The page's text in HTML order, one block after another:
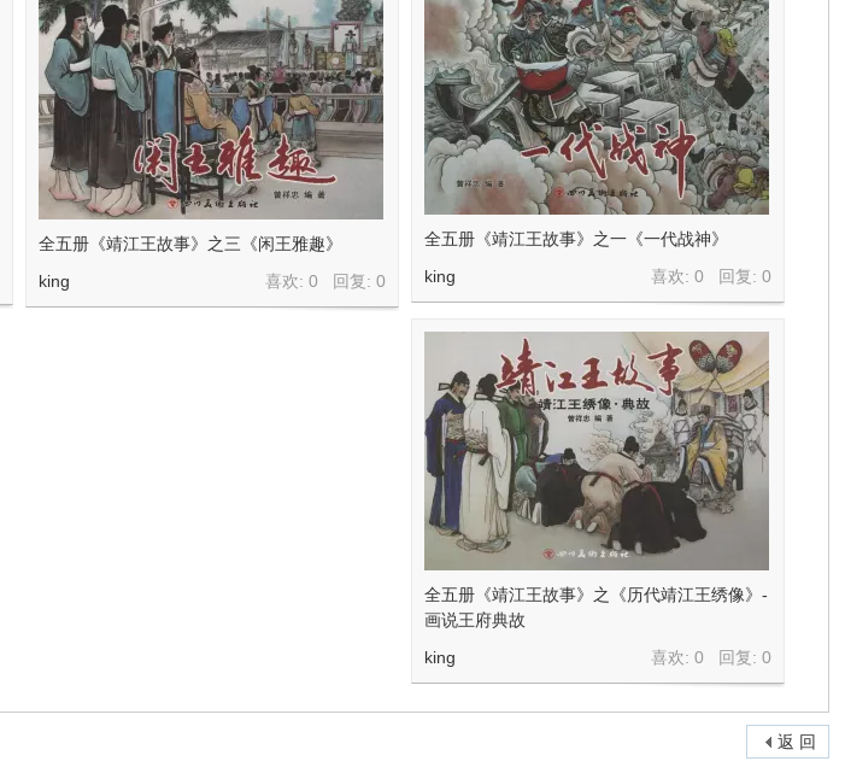
全五册《靖江王故事》之三《闲王雅趣》
喜欢: 0 回复:0
king
全五册《靖江王故事》之一《一代战神》
喜欢: 0 回复:0
king
全五册《靖江王故事》之《历代靖江王绣像》-
画说王府典故
喜欢: 0 回复:0
king
返 回